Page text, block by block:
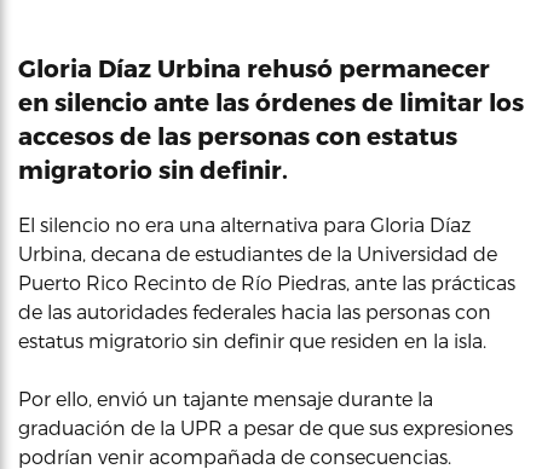
Gloria Díaz Urbina rehusó permanecer
en silencio ante las órdenes de limitar los
accesos de las personas con estatus
migratorio sin definir.
El silencio no era una alternativa para Gloria Díaz
Urbina, decana de estudiantes de la Universidad de
Puerto Rico Recinto de Río Piedras, ante las prácticas
de las autoridades federales hacia las personas con
estatus migratorio sin definir que residen en la isla.
Por ello, envió un tajante mensaje durante la
graduación de la UPR a pesar de que sus expresiones
podrían venir acompañada de consecuencias.